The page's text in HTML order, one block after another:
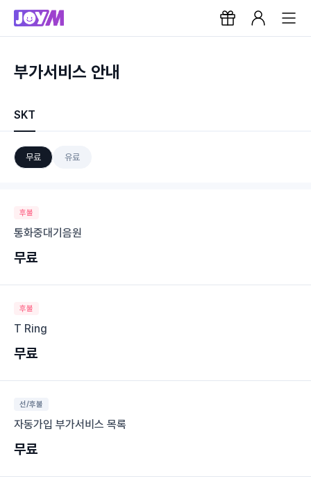
부가서비스 안내
SKT
무료 유료
후불
통화중대기음원
무료
후불
T Ring
무료
선/후불
자동가입 부가서비스 목록
무료